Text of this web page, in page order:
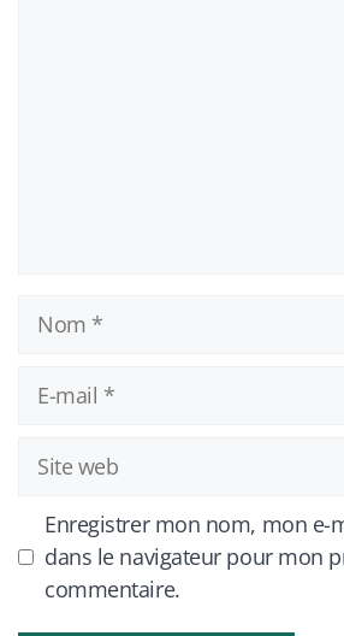
Nom
mail
Site
web
Enregistrer mon nom, mon e-
dans le navigateur pour mon
commentaire.